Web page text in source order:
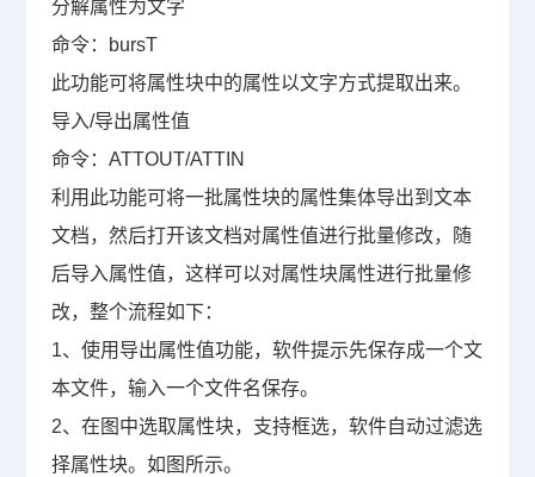
分解属性为文字
命令：
bursT
此功能可将属性块中的属性以文字方式提取出来。
导入/导出属性值
命令： ATTOUT/ATTIN
利用此功能可将一批属性块的属性集体导出到文本
文档，然后打开该文档对属性值进行批量修改，随
后导入属性值，这样可以对属性块属性进行批量修
改，整个流程如下：
1、使用导出属性值功能，软件提示先保存成一个文
本文件，输入一个文件名保存。
2、在图中选取属性块，支持框选，软件自动过滤选
择属性块。如图所示。